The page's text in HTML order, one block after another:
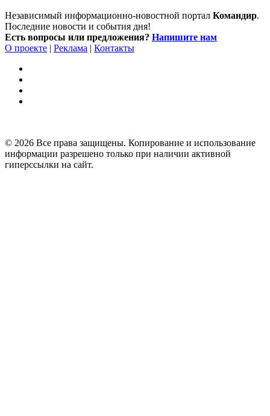
Независимый информационно-новостной портал Командир.
Последние новости и события дня!
Есть вопросы или предложения? Напишите нам
О проекте | Реклама | Контакты
© 2026 Все права защищены. Копирование и использование
информации разрешено только при наличии активной
гиперссылки на сайт.